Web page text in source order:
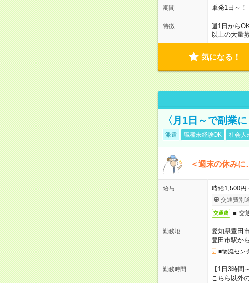
期間 単発1日～
特徴 週1日からOK
以上の大量
気になる！
〈月1日～で副業
派遣 職種未経験OK 社会人
＜週末の休み
給与 時給1,500円
交通費別
交通費 ■ 交
勤務地
愛知県豊田
豊田市駅か
■物流セン
勤務時間
【1日3時
こちら以外